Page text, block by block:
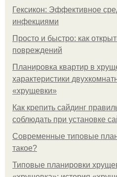
Гексикон: Эффективное
инфекциями
Просто и быстро: как
повреждений
Планировка квартир в
характеристики
«хрущевки»
Как крепить сайдинг
соблюдать при установке
Современные типовые
такое?
Типовые планировки